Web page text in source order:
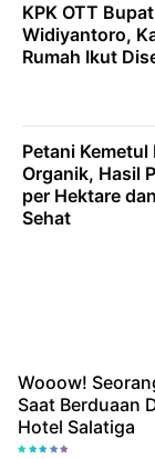
KPK OTT
Widiyantoro,
Rumah Ikut
Petani Kemetul
Organik, Hasil
per Hektare
Sehat
Wooow!
Saat Berduaan
Hotel Salatiga